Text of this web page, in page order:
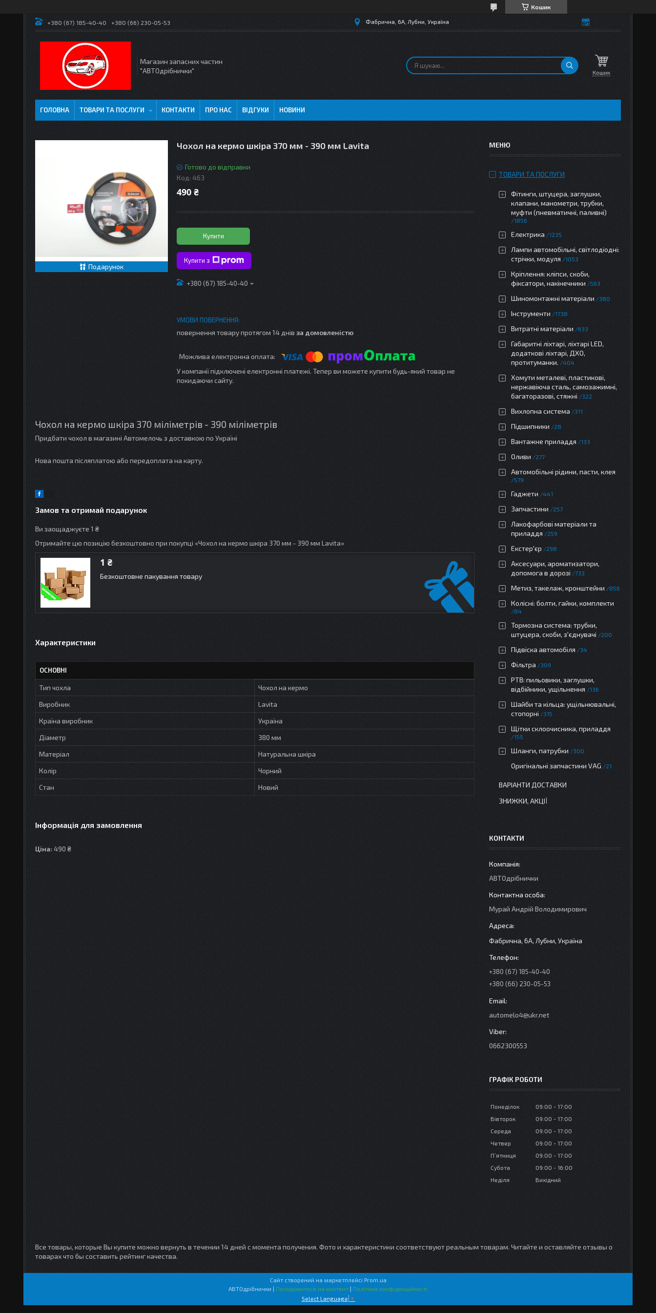
Кошик
+380 (67) 185-40-40 +380 (66) 230-05-53 Фабрична, 6А, Лубни, Україна
Магазин запасних частин
"АВТОдрібнички"
Кошик
ГОЛОВНА ТОВАРИ ТА ПОСЛУГИ КОНТАКТИ ПРО НАС ВІДГУКИ НОВИНИ
Подарунок
Чохол на кермо шкіра 370 мм - 390 мм Lavita
Готово до відправки
Код: 463
490 ₴
Купити
Купити з
+380 (67) 185-40-40
повернення товару протягом 14 днів за домовленістю
У компанії підключені електронні платежі. Тепер ви можете купити будь-який товар не
покидаючи сайту.
Чохол на кермо шкіра 370 міліметрів - 390 міліметрів
Придбати чохол в магазині Автомелочь з доставкою по Україні
Нова пошта післяплатою або передоплата на карту.
Замов та отримай подарунок
Ви заощаджуєте 1 ₴
Отримайте цю позицію безкоштовно при покупці «Чохол на кермо шкіра 370 мм - 390 мм Lavita»
1 ₴
Безкоштовне пакування товару
Характеристики
ОСНОВНІ
Тип чохла
Чохол на кермо
Виробник
Lavita
Країна виробник
Україна
Діаметр
380 мм
Матеріал
Натуральна шкіра
Колір
Чорний
Стан
Новий
Інформація для замовлення
Ціна: 490 ₴
ТОВАРИ ТА ПОСЛУГИ
Фітинги, штуцера, заглушки,
клапани, манометри, трубки,
муфти (пневматичні, паливні)
1856
Електрика 1235
Лампи автомобільні, світлодіодні:
стрічки, модуля
1053
Кріплення: кліпси, скоби,
фіксатори, накінечники
563
Шиномонтажні матеріали 380
Інструменти 1738
Витратні матеріали 633
Габаритні ліхтарі, ліхтарі LED,
додаткові ліхтарі, ДХО,
протитуманки.
404
Хомути металеві, пластикові,
нержавіюча сталь, самозажимні,
багаторазові, стяжні
322
Вихлопна система 311
Підшипники 28
Вантажне приладдя 133
Оливи 277
Автомобільні рідини, пасти, клея
579
Гаджети 441
Запчастини 257
Лакофарбові матеріали та
приладдя
259
Екстер'єр 298
Аксесуари, ароматизатори,
допомога в дорозі
733
Метиз, такелаж, кронштейни 856
Колісні: болти, гайки, комплекти
84
Тормозна система: трубки,
штуцера, скоби, з'єднувачі
200
Підвіска автомобіля 34
Фільтра 309
РТВ: пильовики, заглушки,
відбійники, ущільнення
136
Шайби та кільца: ущільнювальні,
стопорні
315
Щітки склоочисника, приладдя
155
Шланги, патрубки 300
Оригінальні запчастини VAG 21
ВАРІАНТИ ДОСТАВКИ
ЗНИЖКИ, АКЦІЇ
КОНТАКТИ
АВТОдрібнички
Мурай Андрій Володимирович
Фабрична, 6А, Лубни, Україна
+380 (67) 185-40-40
+380 (66) 230-05-53
automelo4@ukr.net
0662300553
ГРАФІК РОБОТИ
Понеділок 09:00
17:00
Вівторок
09:00
17:00
Середа
09:00
17:00
Четвер
09:00
17:00
Пʼятниця
09:00
17:00
Субота
09:00
16:00
Неділя
Вихідний
Все товары, которые Вы купите можно вернуть в течении 14 дней с момента получения. Фото и характеристики соответствуют реальным товарам. Читайте и оставляйте отзывы о
товарах что бы составить рейтинг качества.
Сайт створений на маркетплейсі Prom.ua
АВТОдрібнички | Поскаржитися на контент | Політика конфіденційності
Select Language ▼